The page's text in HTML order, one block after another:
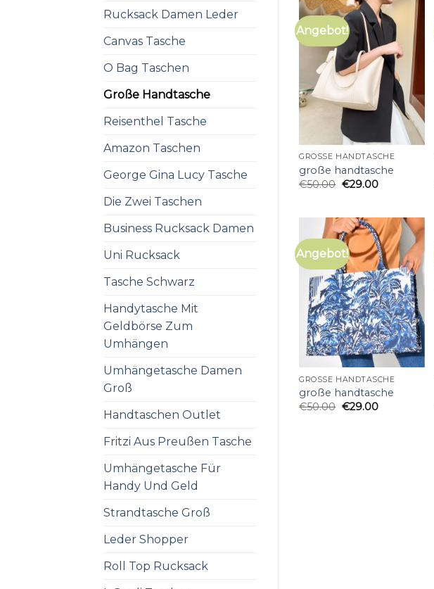
Rucksack Damen Leder
Canvas Tasche
O Bag Taschen
Große Handtasche
Reisenthel Tasche
Amazon Taschen
George Gina Lucy Tasche
Die Zwei Taschen
Business Rucksack Damen
Uni Rucksack
Tasche Schwarz
Handytasche Mit
Geldbörse Zum
Umhängen
Umhängetasche Damen
Groß
Handtaschen Outlet
Fritzi Aus Preußen Tasche
Umhängetasche Für
Handy Und Geld
Strandtasche Groß
Leder Shopper
Roll Top Rucksack
Angebot!
GROSSE HANDTASCHE
große handtasche
€50.00 €29.00
Angebot!
GROSSE HANDTASCHE
große handtasche
€50.00 €29.00